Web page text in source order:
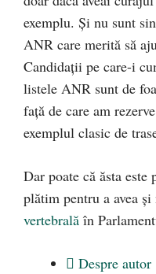
exemplu. Și nu sunt
ANR care merită să
Candidații pe care-i
listele ANR sunt de
față de care am
exemplul clasic de
Dar poate că ăsta
plătim pentru a avea
vertebrală în
Despre autor